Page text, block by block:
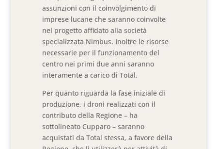
assunzioni con il coinvolgimento di
imprese lucane che saranno coinvolte
nel progetto affidato alla società
specializzata Nimbus. Inoltre le risorse
necessarie per il funzionamento del
centro nei primi due anni saranno
interamente a carico di Total.
Per quanto riguarda la fase iniziale di
produzione, i droni realizzati con il
contributo della Regione – ha
sottolineato Cupparo – saranno
acquistati da Total stessa, a favore della